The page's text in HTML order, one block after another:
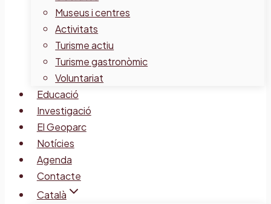
Museus i centres
Activitats
Turisme actiu
Turisme gastronòmic
Voluntariat
Educació
Investigació
El Geoparc
Notícies
Agenda
Contacte
Català